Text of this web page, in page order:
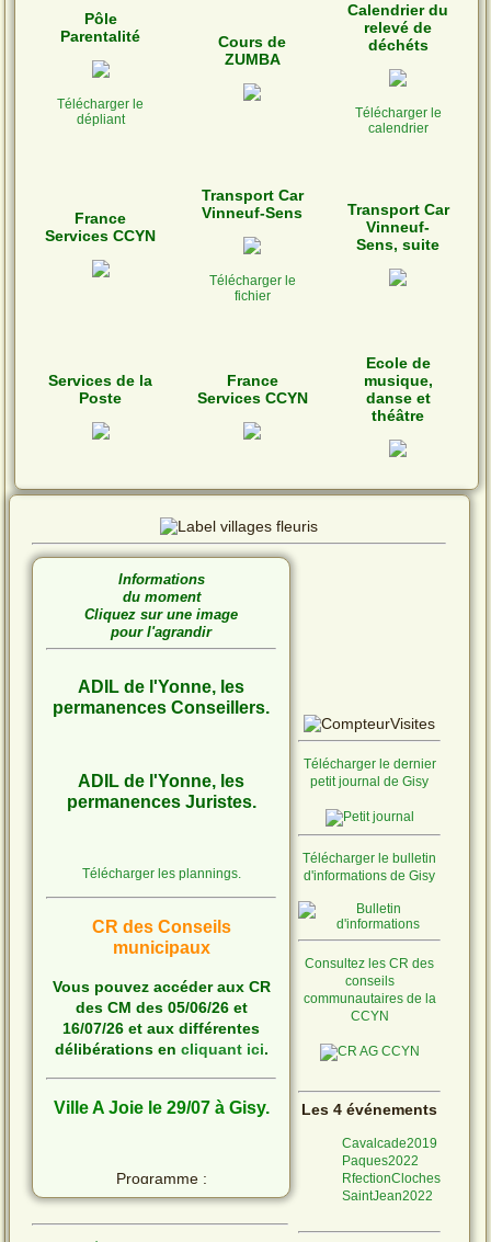
Pôle
Parentalité
Télécharger le
dépliant
Cours de
ZUMBA
Calendrier du
relevé de
déchéts
Télécharger le
calendrier
France
Services CCYN
Transport Car
Vinneuf-Sens
Télécharger le
fichier
Transport Car
Vinneuf-
Sens, suite
Services de la
Poste
France
Services CCYN
Ecole de
musique,
danse et
théâtre
Informations
du moment
Cliquez sur une image
pour l'agrandir
ADIL de l'Yonne, les
permanences Conseillers.
ADIL de l'Yonne, les
permanences Juristes.
Télécharger les plannings.
CR des Conseils
municipaux
Vous pouvez accéder aux CR
des CM des 05/06/26 et
16/07/26 et aux différentes
délibérations en cliquant ici.
Ville A Joie le 29/07 à Gisy.
Programme :
Télécharger le dernier
petit journal de Gisy
Télécharger le bulletin
d'informations de Gisy
Consultez les CR des
conseils
communautaires de la
CCYN
Les 4 événements
Cavalcade2019
Paques2022
RfectionCloches
SaintJean2022